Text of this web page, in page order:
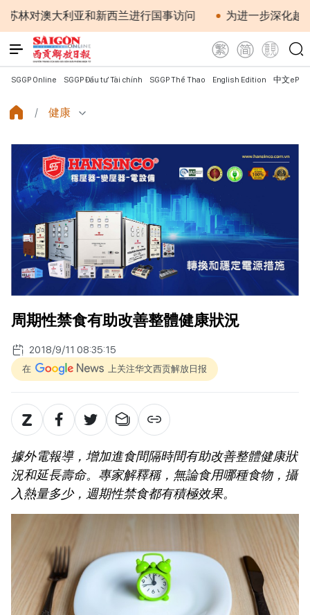
利亚和新西兰进行国事访问 为进一步深化越澳关系注
SGGP Online SGGP Đầu tư Tài chính SGGP Thể Thao English Edition 中文
健康
周期性禁食有助改善整體健康狀況
2018/9/11 08:35:15
在 上关注华文西贡解放日报
據外電報導，增加進食間隔時間有助改善整體健康狀
況和延長壽命。專家解釋稱，無論食用哪種食物，攝
入熱量多少，週期性禁食都有積極效果。